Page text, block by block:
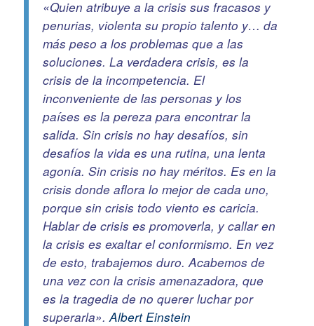
«Quien atribuye a la crisis sus fracasos y
penurias, violenta su propio talento y… da
más peso a los problemas que a las
soluciones. La verdadera crisis, es la
crisis de la incompetencia. El
inconveniente de las personas y los
países es la pereza para encontrar la
salida. Sin crisis no hay desafíos, sin
desafíos la vida es una rutina, una lenta
agonía. Sin crisis no hay méritos. Es en la
crisis donde aflora lo mejor de cada uno,
porque sin crisis todo viento es caricia.
Hablar de crisis es promoverla, y callar en
la crisis es exaltar el conformismo. En vez
de esto, trabajemos duro. Acabemos de
una vez con la crisis amenazadora, que
es la tragedia de no querer luchar por
superarla». Albert Einstein